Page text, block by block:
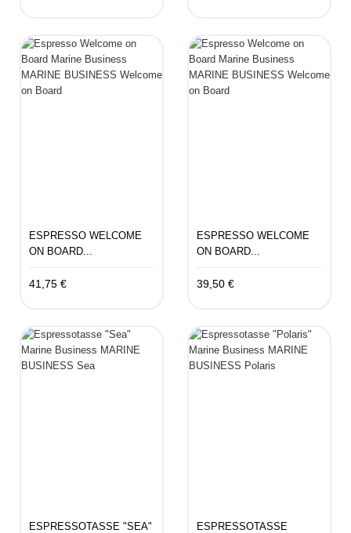
ESPRESSO WELCOME
ON BOARD...
41,75 €
ESPRESSO WELCOME
ON BOARD...
39,50 €
ESPRESSOTASSE "SEA"
ESPRESSOTASSE